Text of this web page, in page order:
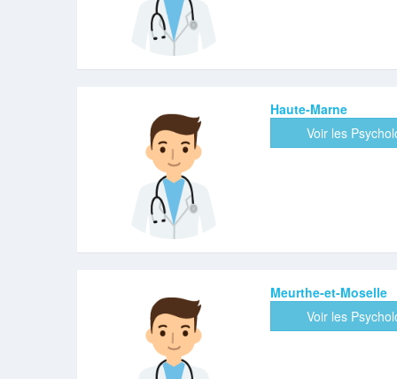
Haute-Marne
Voir les
Meurthe-et-Moselle
Voir les